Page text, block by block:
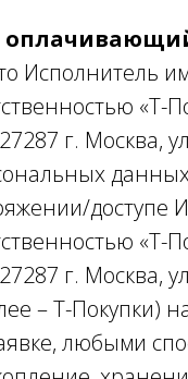
Исполнитель
«Т-
г. Москва,
доступе
«Т-
г. Москва,
– Т-Покупки)
любыми